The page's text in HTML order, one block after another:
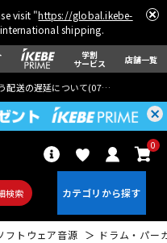
visit "https://global.ikebe-
shipping.
学割
サービス 店舗一覧
配送の遅延について(07月29日
検索
0
フトウェア音源 ドラム・パー